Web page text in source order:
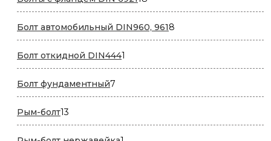
товаров
Болт автомобильный DIN960, 9618
товаров
Болт откидной DIN4441
товар
Болт фундаментный7
товаров
Рым-болт13
товаров